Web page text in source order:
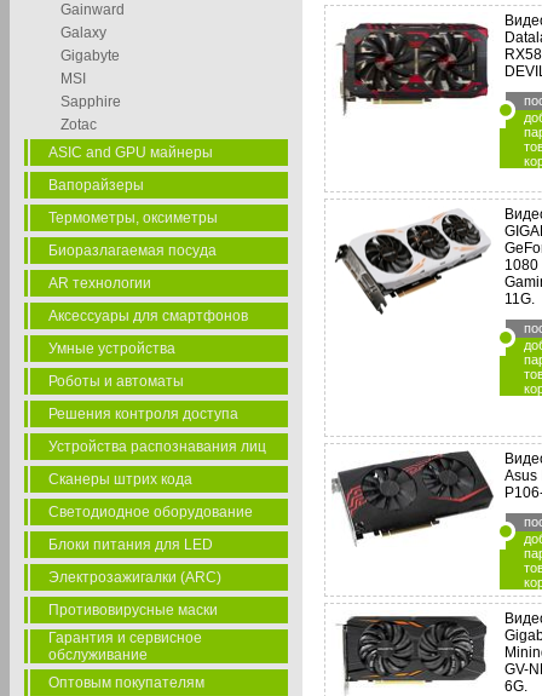
Gainward
Galaxy
Gigabyte
MSI
Sapphire
Zotac
ASIC and GPU майнеры
Вапорайзеры
Термометры, оксиметры
Биоразлагаемая посуда
AR технологии
Аксессуары для смартфонов
Умные устройства
Роботы и автоматы
Решения контроля доступа
Устройства распознавания лиц
Сканеры штрих кода
Светодиодное оборудование
Блоки питания для LED
Электрозажигалки (ARC)
Противовирусные маски
Гарантия и сервисное
обслуживание
Оптовым покупателям
1080
11G.
Asus
GV-
6G.